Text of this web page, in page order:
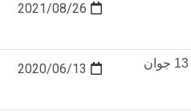
2021/08/26
محضر جلسة الدورة العادية الأولى بتاريخ 13 جوان
2020/06/13